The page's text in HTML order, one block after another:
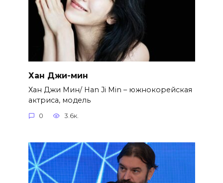
Хан Джи-мин
Хан Джи Мин/ Han Ji Min – южнокорейская
актриса, модель
0 3.6к.